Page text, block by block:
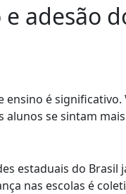
adesão
é significativo.
se sintam
estaduais do Brasil
nas escolas é